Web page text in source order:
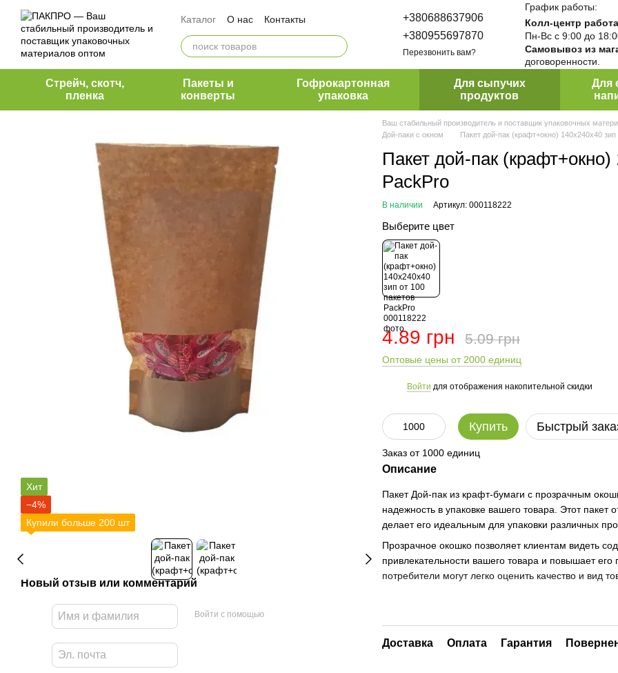
Перейти к основному контенту
Каталог О нас
Контакты
Оплата и доставка
Обмен и возврат
Блог ПакПро
Наши клиенты
+380688637906
+380955697870
Перезвонить вам?
График работы:
Колл-центр
Пн-Вс с 9:00 до
Самовывоз из
договоренности.
Стрейч, скотч,
пленка
Пакеты и
конверты
Гофрокартонная
упаковка
Для сыпучих
продуктов
Для
Хит
−4%
Купили больше 200 шт
Новый отзыв или комментарий
Войти с помощью
Ваш стабильный производитель и поставщик упаковочных
Дой-паки с окном
Пакет дой-пак (крафт+окно) 140х240х40
Пакет дой-пак (крафт+окно)
PackPro
В наличии Артикул: 000118222
Выберите цвет
4.89 грн 5.09 грн
Оптовые цены от 2000 единиц
Войти для отображения накопительной скидки
Купить Быстрый
Заказ от 1000 единиц
Описание
Пакет Дой-пак из крафт-бумаги с прозрачным
надежность в упаковке вашего товара. Этот
делает его идеальным для упаковки различных
Прозрачное окошко позволяет клиентам видеть
привлекательности вашего товара и повышает
потребители могут легко оценить качество и вид
Доставка Оплата Гарантия